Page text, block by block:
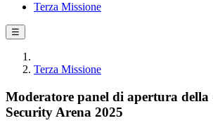
Terza Missione
☰
Terza Missione
Moderatore panel di apertura
Security Arena 2025